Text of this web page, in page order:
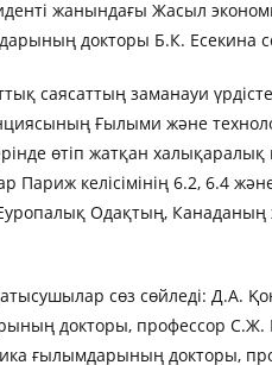
жанындағы Жасыл
докторы Б.К. Есекина
саясаттың заманауи
Ғылыми және
өтіп жатқан халықаралық
Париж келісімінің 6.2, 6.4
Одақтың,
сөз сөйледі: Д.А.
докторы, профессор С.Ж.
ғылымдарының докторы,